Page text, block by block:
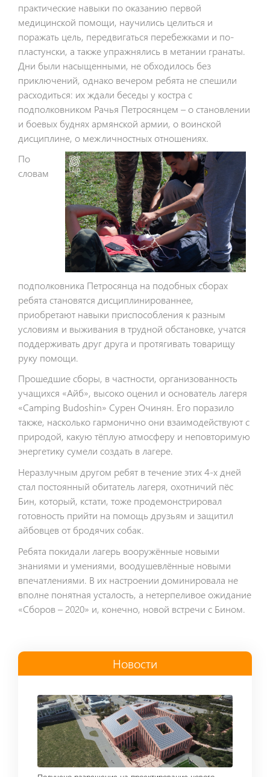
практические навыки по оказанию первой
медицинской помощи, научились целиться и
поражать цель, передвигаться перебежками и по-
пластунски, а также упражнялись в метании гранаты.
Дни были насыщенными, не обходилось без
приключений, однако вечером ребята не спешили
расходиться: их ждали беседы у костра с
подполковником Рачья Петросянцем – о становлении
и боевых буднях армянской армии, о воинской
дисциплине, о межличностных отношениях.
По
словам
подполковника Петросянца на подобных сборах
ребята становятся дисциплинированнее,
приобретают навыки приспособления к разным
условиям и выживания в трудной обстановке, учатся
поддерживать друг друга и протягивать товарищу
руку помощи.
Прошедшие сборы, в частности, организованность
учащихся «Айб», высоко оценил и основатель лагеря
«Camping Budoshin» Сурен Очинян. Его поразило
также, насколько гармонично они взаимодействуют с
природой, какую тёплую атмосферу и неповторимую
энергетику сумели создать в лагере.
Неразлучным другом ребят в течение этих 4-х дней
стал постоянный обитатель лагеря, охотничий пёс
Бин, который, кстати, тоже продемонстрировал
готовность прийти на помощь друзьям и защитил
айбовцев от бродячих собак.
Ребята покидали лагерь вооружённые новыми
знаниями и умениями, воодушевлённые новыми
впечатлениями. В их настроении доминировала не
вполне понятная усталость, а нетерпеливое ожидание
«Сборов – 2020» и, конечно, новой встречи с Бином.
Новости
Read more